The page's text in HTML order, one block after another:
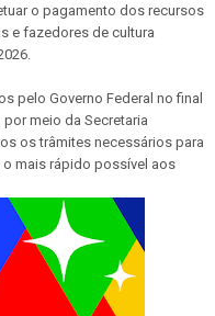
o pagamento dos recursos
e fazedores de cultura
pelo Governo Federal no final
meio da Secretaria
os trâmites necessários para
mais rápido possível aos